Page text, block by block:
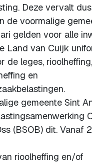
Deze vervalt
de voormalige
gelden voor alle
Land van Cuijk
de leges, rioolheffing,
en
gemeente Sint
(BSOB) dit. Vanaf
rioolheffing en/of